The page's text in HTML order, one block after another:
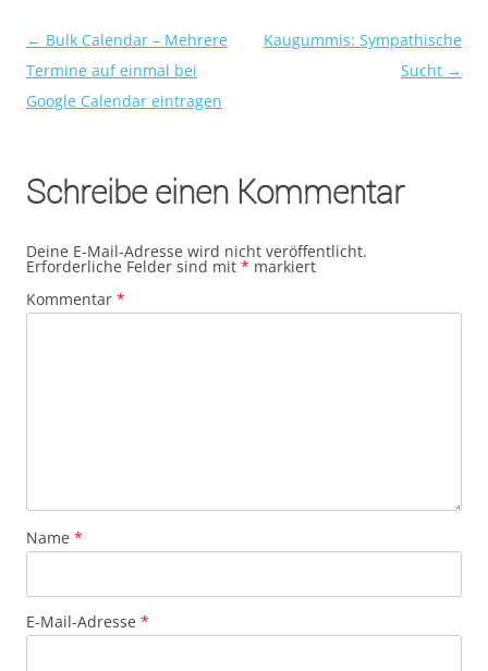
Beitragsnavigation
← Bulk Calendar – Mehrere
Termine auf einmal bei
Google Calendar eintragen
Kaugummis: Sympathische
Sucht →
Schreibe einen Kommentar
Deine E-Mail-Adresse wird nicht veröffentlicht.
Erforderliche Felder sind mit * markiert
Kommentar *
Name *
E-Mail-Adresse *